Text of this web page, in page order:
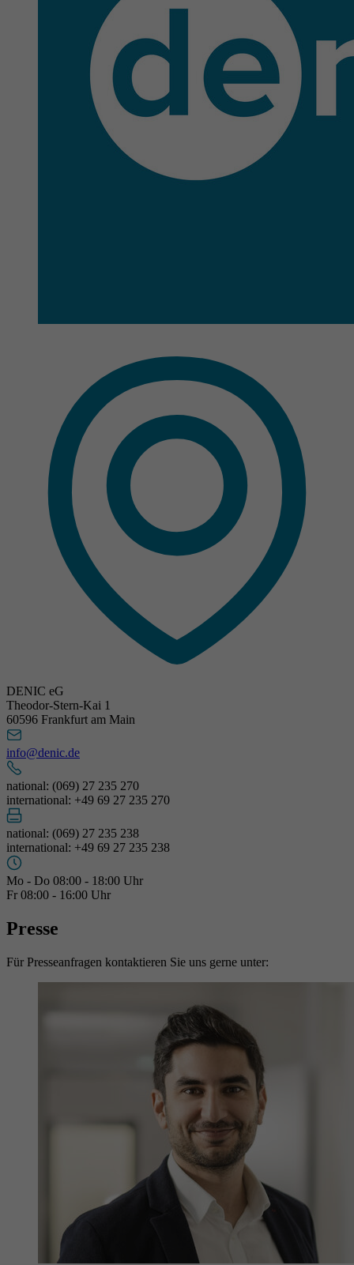
DENIC eG
Theodor-Stern-Kai 1
60596 Frankfurt am Main
info@denic.de
national: (069) 27 235 270
international: +49 69 27 235 270
national: (069) 27 235 238
international: +49 69 27 235 238
Mo - Do 08:00 - 18:00 Uhr
Fr 08:00 - 16:00 Uhr
Presse
Für Presseanfragen kontaktieren Sie uns gerne unter: